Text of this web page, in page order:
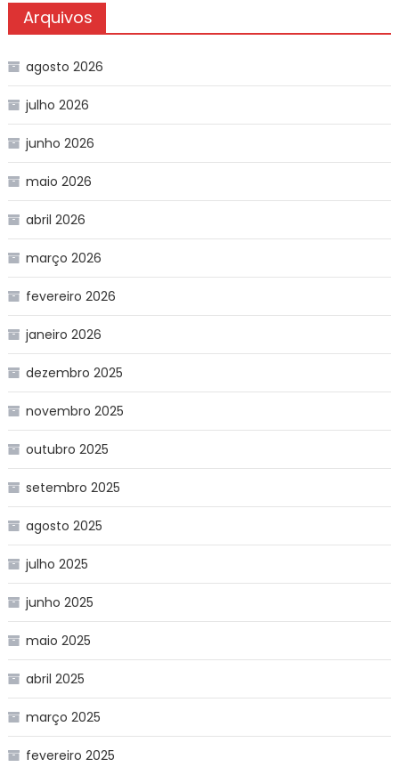
Arquivos
agosto 2026
julho 2026
junho 2026
maio 2026
abril 2026
março 2026
fevereiro 2026
janeiro 2026
dezembro 2025
novembro 2025
outubro 2025
setembro 2025
agosto 2025
julho 2025
junho 2025
maio 2025
abril 2025
março 2025
fevereiro 2025